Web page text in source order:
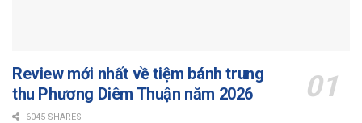
Review mới nhất về tiệm bánh trung
thu Phương Diêm Thuận năm 2026
6045 SHARES